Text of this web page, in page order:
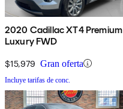
2020 Cadillac XT4 Premium
Luxury FWD
$15,979 Gran oferta
Incluye tarifas de conc.